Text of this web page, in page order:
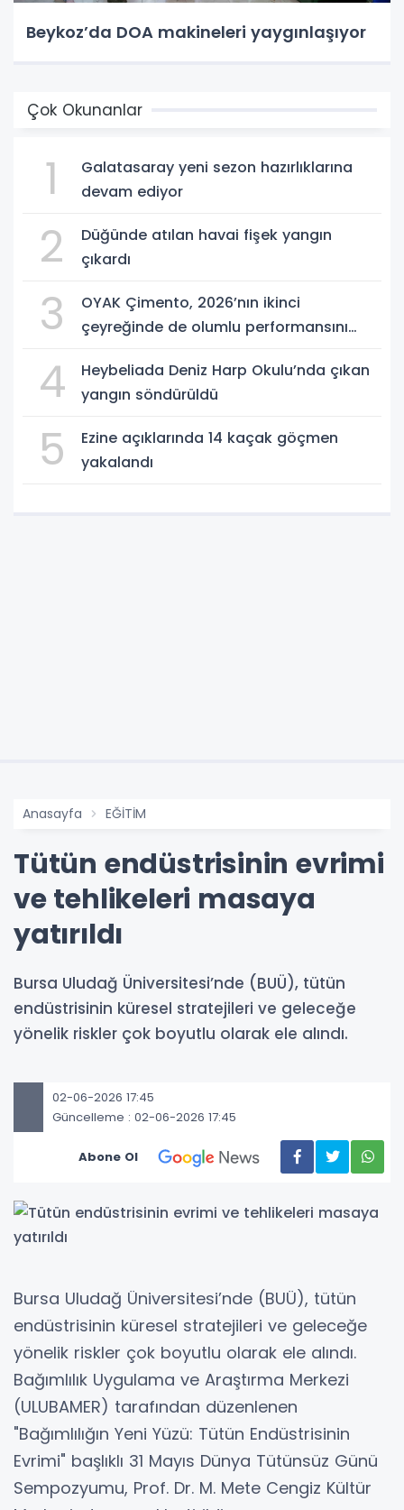
Beykoz’da DOA makineleri yaygınlaşıyor
Çok Okunanlar
1
Galatasaray yeni sezon hazırlıklarına
devam ediyor
2
Düğünde atılan havai fişek yangın
çıkardı
3
OYAK Çimento, 2026’nın ikinci
çeyreğinde de olumlu performansını
4
Heybeliada Deniz Harp Okulu’nda çıkan
yangın söndürüldü
5
Ezine açıklarında 14 kaçak göçmen
yakalandı
Anasayfa EĞİTİM
Tütün endüstrisinin evrimi
ve tehlikeleri masaya
yatırıldı
Bursa Uludağ Üniversitesi’nde (BUÜ), tütün
endüstrisinin küresel stratejileri ve geleceğe
yönelik riskler çok boyutlu olarak ele alındı.
02-06-2026 17:45
Güncelleme : 02-06-2026 17:45
Abone Ol
Bursa Uludağ Üniversitesi’nde (BUÜ), tütün
endüstrisinin küresel stratejileri ve geleceğe
yönelik riskler çok boyutlu olarak ele alındı.
Bağımlılık Uygulama ve Araştırma Merkezi
(ULUBAMER) tarafından düzenlenen
"Bağımlılığın Yeni Yüzü: Tütün Endüstrisinin
Evrimi" başlıklı 31 Mayıs Dünya Tütünsüz Günü
Sempozyumu, Prof. Dr. M. Mete Cengiz Kültür